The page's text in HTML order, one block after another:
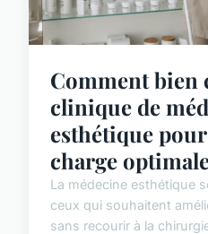
Comment bien
clinique de
esthétique
charge
La médecine esthétique
ceux qui souhaitent
sans recourir à la